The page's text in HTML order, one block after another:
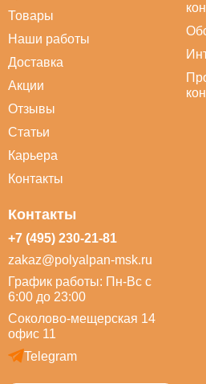
Товары
Наши работы
Доставка
Акции
Отзывы
Статьи
Карьера
Контакты
Контакты
+7 (495) 230-21-81
zakaz@polyalpan-msk.ru
График работы: Пн-Вс с
6:00 до 23:00
Соколово-мещерская 14
офис 11
Telegram